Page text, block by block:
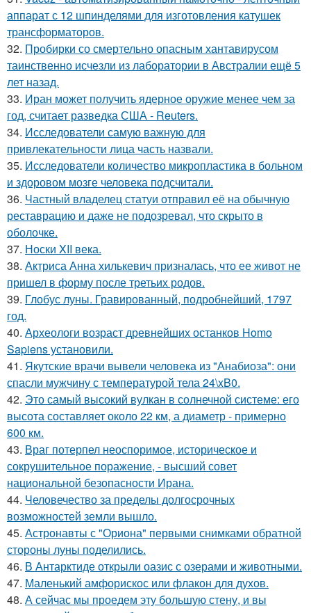
аппарат с 12 шпинделями для изготовления катушек
трансформаторов.
32. Пробирки со смертельно опасным хантавирусом
таинственно исчезли из лаборатории в Австралии ещё 5
лет назад.
33. Иран может получить ядерное оружие менее чем за
год, считает разведка США - Reuters.
34. Исследователи самую важную для
привлекательности лица часть назвали.
35. Исследователи количество микропластика в больном
и здоровом мозге человека подсчитали.
36. Частный владелец статуи отправил её на обычную
реставрацию и даже не подозревал, что скрыто в
оболочке.
37. Носки XII века.
38. Актриса Анна хилькевич призналась, что ее живот не
пришел в форму после третьих родов.
39. Глобус луны. Гравированный, подробнейший, 1797
год.
40. Археологи возраст древнейших останков Homo
Sapiens установили.
41. Якутские врачи вывели человека из "Анабиоза": они
спасли мужчину с температурой тела 24\xB0.
42. Это самый высокий вулкан в солнечной системе: его
высота составляет около 22 км, а диаметр - примерно
600 км.
43. Враг потерпел неоспоримое, историческое и
сокрушительное поражение, - высший совет
национальной безопасности Ирана.
44. Человечество за пределы долгосрочных
возможностей земли вышло.
45. Астронавты с "Ориона" первыми снимками обратной
стороны луны поделились.
46. В Антарктиде открыли оазис с озерами и животными.
47. Маленький амфорискос или флакон для духов.
48. А сейчас мы проедем эту большую стену, и вы